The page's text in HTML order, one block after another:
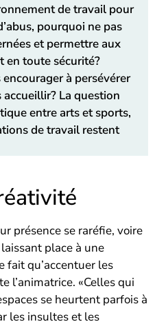
de travail pour
pourquoi ne pas
et permettre aux
en toute sécurité?
à persévérer
La question
entre arts et sports,
de travail restent
présence se raréfie, voire
place à une
fait qu’accentuer les
l’animatrice. «Celles qui
se heurtent parfois à
les insultes et les